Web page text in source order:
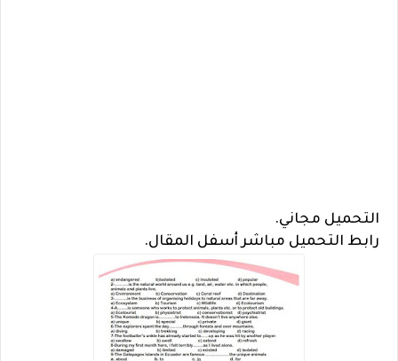
التحميل مجاني.
رابط التحميل مباشر أسفل المقال.